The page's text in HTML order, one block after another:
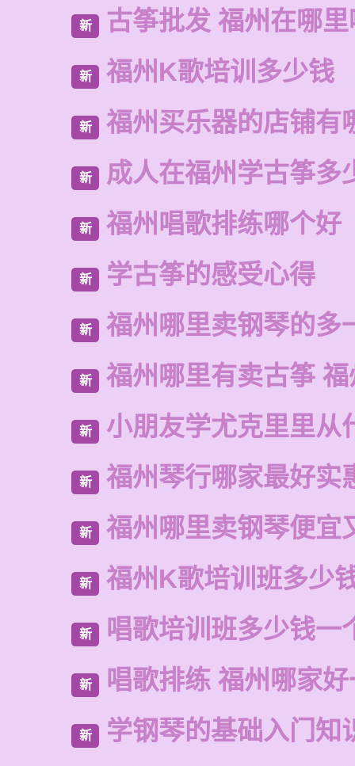
新 古筝批发 福州在哪
新 福州K歌培训多少钱
新 福州买乐器的店铺有
新 成人在福州学古筝多
新 福州唱歌排练哪个好
新 学古筝的感受心得
新 福州哪里卖钢琴的多
新 福州哪里有卖古筝
新 小朋友学尤克里里从
新 福州琴行哪家最好实
新 福州哪里卖钢琴便宜
新 福州K歌培训班多少
新 唱歌培训班多少钱一
新 唱歌排练 福州哪家
新 学钢琴的基础入门知